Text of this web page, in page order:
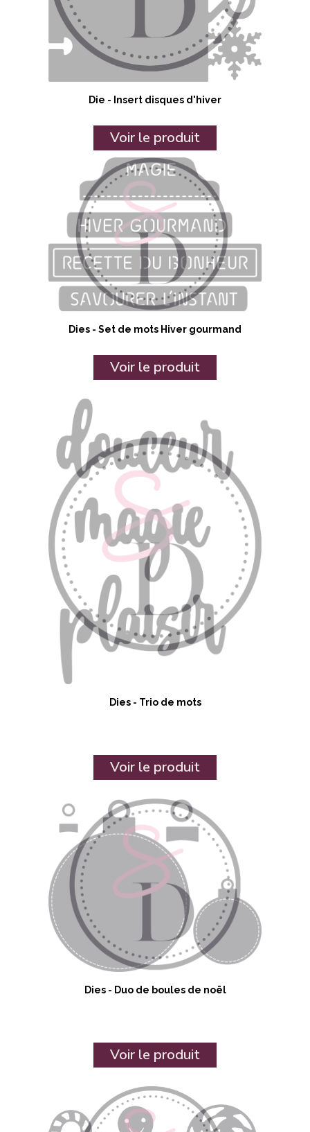
Die - Insert disques d'hiver
Voir le produit
Dies - Set de mots Hiver gourmand
Voir le produit
Dies - Trio de mots
Voir le produit
Dies - Duo de boules de noël
Voir le produit